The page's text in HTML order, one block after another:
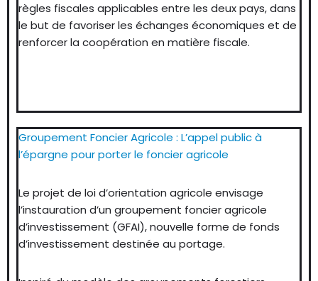
règles fiscales applicables entre les deux pays, dans
le but de favoriser les échanges économiques et de
renforcer la coopération en matière fiscale.
Groupement Foncier Agricole : L’appel public à
l’épargne pour porter le foncier agricole
Le projet de loi d’orientation agricole envisage
l’instauration d’un groupement foncier agricole
d’investissement (GFAI), nouvelle forme de fonds
d’investissement destinée au portage.